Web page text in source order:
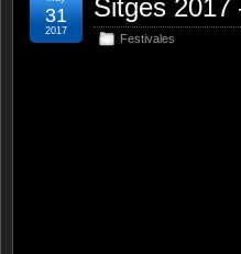
Sitges 2017
Festivales
31
2017